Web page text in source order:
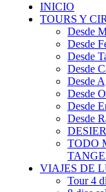
INICIO
TOURS Y
Desde
Desde
Desde
Desde
Desde
Desde
Desde
Desde
TODO
VIAJES DE
Tour 4